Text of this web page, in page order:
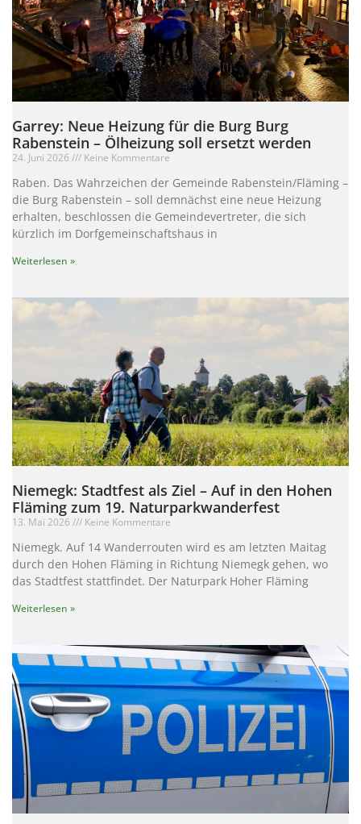
Garrey: Neue Heizung für die Burg Burg
Rabenstein – Ölheizung soll ersetzt werden
24. Juni 2026 Keine Kommentare
Raben. Das Wahrzeichen der Gemeinde Rabenstein/Fläming –
die Burg Rabenstein – soll demnächst eine neue Heizung
erhalten, beschlossen die Gemeindevertreter, die sich
kürzlich im Dorfgemeinschaftshaus in
Weiterlesen »
Niemegk: Stadtfest als Ziel – Auf in den Hohen
Fläming zum 19. Naturparkwanderfest
13. Mai 2026 Keine Kommentare
Niemegk. Auf 14 Wanderrouten wird es am letzten Maitag
durch den Hohen Fläming in Richtung Niemegk gehen, wo
das Stadtfest stattfindet. Der Naturpark Hoher Fläming
Weiterlesen »